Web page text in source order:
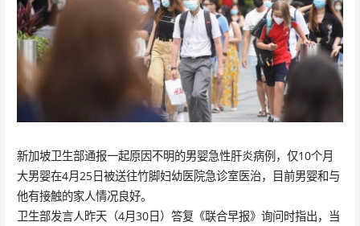
新加坡卫生部通报一起原因不明的男婴急性肝炎病例，仅10个月
大男婴在4月25日被送往竹脚妇幼医院急诊室医治，目前男婴和与
他有接触的家人情况良好。
卫生部发言人昨天（4月30日）答复《联合早报》询问时指出，当